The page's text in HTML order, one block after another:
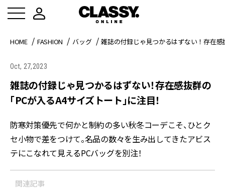
HOME FASHION バッグ 雑誌の付録じゃ見つかるはずない！存在
Oct, 27,2023
雑誌の付録じゃ見つかるはずない！存在感抜群の
「PCが入るA4サイズトート」に注目！
防寒対策優先で何かと制約の多い秋冬コーデこそ、ひとク
セ小物で差をつけて。名品の数々を生み出してきたアビス
テにこなれて見えるPCバッグを別注！
関連記事